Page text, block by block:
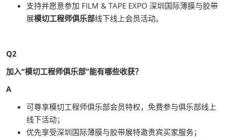
支持并愿意参加 FILM & TAPE EXPO 深圳国际薄膜与胶带
展模切工程师俱乐部线下线上会员活动。
Q2
加入“模切工程师俱乐部”能有哪些收获？
A
可尊享模切工程师俱乐部会员特权，免费参与俱乐部线上
线下活动；
优先享受深圳国际薄膜与胶带展特邀贵宾买家服务；